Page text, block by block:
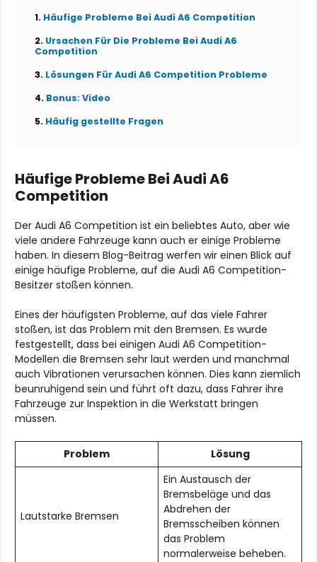
Häufige Probleme Bei Audi A6 Competition
Ursachen Für Die Probleme Bei Audi A6
Competition
Lösungen Für Audi A6 Competition Probleme
Bonus: Video
Häufig gestellte Fragen
Häufige Probleme Bei Audi A6
Competition
Der Audi A6 Competition ist ein beliebtes Auto, aber wie
viele andere Fahrzeuge kann auch er einige Probleme
haben. In diesem Blog-Beitrag werfen wir einen Blick auf
einige häufige Probleme, auf die Audi A6 Competition-
Besitzer stoßen können.
Eines der häufigsten Probleme, auf das viele Fahrer
stoßen, ist das Problem mit den Bremsen. Es wurde
festgestellt, dass bei einigen Audi A6 Competition-
Modellen die Bremsen sehr laut werden und manchmal
auch Vibrationen verursachen können. Dies kann ziemlich
beunruhigend sein und führt oft dazu, dass Fahrer ihre
Fahrzeuge zur Inspektion in die Werkstatt bringen
müssen.
Problem Lösung
Lautstarke Bremsen
Ein Austausch der
Bremsbeläge und das
Abdrehen der
Bremsscheiben können
das Problem
normalerweise beheben.